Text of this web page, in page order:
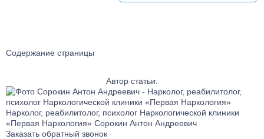
Лечение аутофобии
Лечение канцерофобии
Лечение мании величия
Лечение орторексии
Лечение парафилий
Содержание страницы
Автор статьи:
Нарколог, реабилитолог, психолог Наркологической клиники
«Первая Наркология» Сорокин Антон Андреевич
Заказать обратный звонок